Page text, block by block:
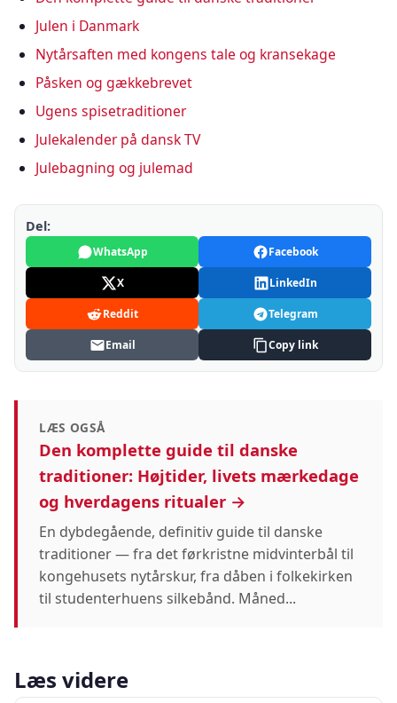
Julen i Danmark
Nytårsaften med kongens tale og kransekage
Påsken og gækkebrevet
Ugens spisetraditioner
Julekalender på dansk TV
Julebagning og julemad
Del:
WhatsApp Facebook
X LinkedIn
Reddit Telegram
Email Copy link
LÆS OGSÅ
Den komplette guide til danske
traditioner: Højtider, livets mærkedage
og hverdagens ritualer →
En dybdegående, definitiv guide til danske
traditioner — fra det førkristne midvinterbål til
kongehusets nytårskur, fra dåben i folkekirken
til studenterhuens silkebånd. Måned...
Læs videre